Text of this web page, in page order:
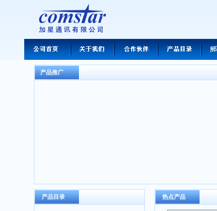
产品推广
产品目录 热点产品